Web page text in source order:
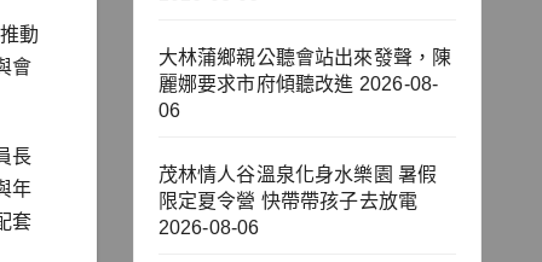
動
會
長
年
套
大林蒲鄉親公聽會站出來發聲，陳
麗娜要求市府傾聽改進 2026-08-
06
茂林情人谷溫泉化身水樂園 暑假
限定夏令營 快帶帶孩子去放電
2026-08-06